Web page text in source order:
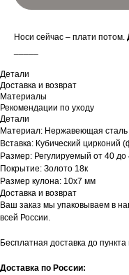
Носи сейчас – плати потом.
Детали
Доставка и возврат
Материалы
Рекомендации по уходу
Детали
Материал: Нержавеющая сталь
Вставка: Кубический цирконий
Размер: Регулируемый от 40 до
Покрытие: Золото 18к
Рaзмер кулона: 10х7 мм
Доставка и возврат
Ваш заказ мы упаковываем в
всей России.
Бесплатная доставка до
Доставка по России: